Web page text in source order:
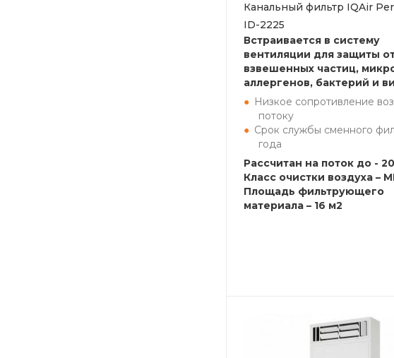
Канальный фильтр IQAir
ID-2225
Встраивается в систему
вентиляции для защиты
взвешенных частиц,
аллергенов, бактерий и
Низкое сопротивление
потоку
Срок службы сменного
года
Рассчитан на поток до -
Класс очистки воздуха –
Площадь фильтрующего
материала – 16 м2